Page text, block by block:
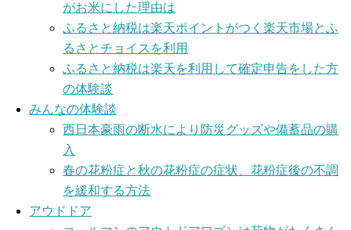
がお米にした理由は
ふるさと納税は楽天ポイントがつく楽天市場とふ
るさとチョイスを利用
ふるさと納税は楽天を利用して確定申告をした方
の体験談
みんなの体験談
西日本豪雨の断水により防災グッズや備蓄品の購
入
春の花粉症と秋の花粉症の症状、花粉症後の不調
を緩和する方法
アウドドア